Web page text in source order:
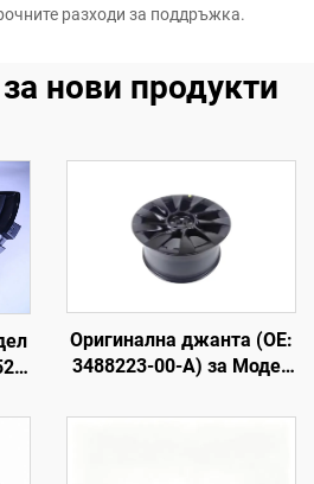
разходи за поддръжка.
нови продукти
Оригинална джанта (OE:
3488223-00-A) за Модел
сплав, висока